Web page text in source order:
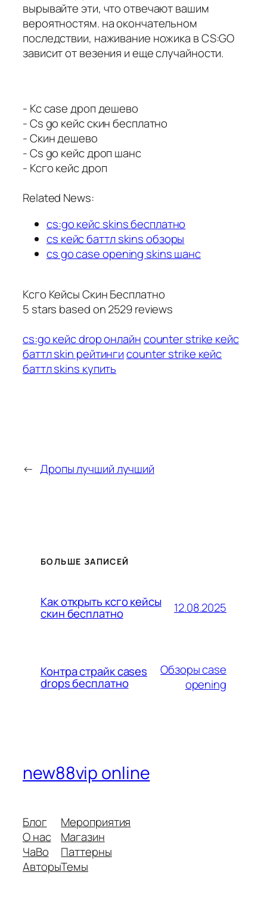
вырывайте эти, что отвечают вашим
вероятностям. на окончательном
последствии, наживание ножика в CS:GO
зависит от везения и еще случайности.
- Кс case дроп дешево
- Cs go кейс скин бесплатно
- Скин дешево
- Cs go кейс дроп шанс
- Ксго кейс дроп
Related News:
cs:go кейс skins бесплатно
cs кейс баттл skins обзоры
cs go case opening skins шанс
Ксго Кейсы Скин Бесплатно
5 stars based on2529reviews
cs:go кейс drop онлайнcounter strike кейс
баттл skin рейтингиcounter strike кейс
баттл skins купить
← Дропы лучший лучший
БОЛЬШЕ ЗАПИСЕЙ
Как открыть ксго кейсы
скин бесплатно 12.08.2025
Контра страйк cases
drops бесплатно
Обзоры case
opening
new88vip online
Блог
О нас
ЧаВо
Авторы
Мероприятия
Магазин
Паттерны
Темы